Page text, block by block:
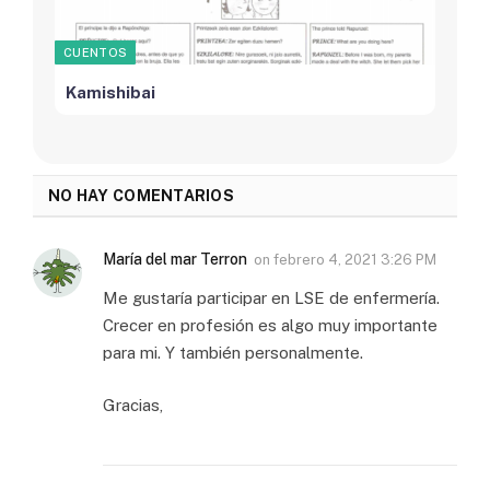
CUENTOS
Kamishibai
NO HAY COMENTARIOS
María del mar Terron on febrero 4, 2021 3:26 PM
Me gustaría participar en LSE de enfermería.
Crecer en profesión es algo muy importante
para mi. Y también personalmente.
Gracias,